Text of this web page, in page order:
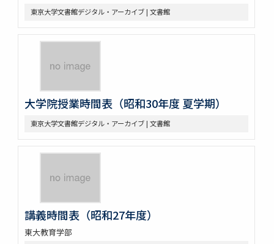
東京大学文書館デジタル・アーカイブ | 文書館
大学院授業時間表（昭和30年度 夏学期）
東京大学文書館デジタル・アーカイブ | 文書館
講義時間表（昭和27年度）
東大教育学部